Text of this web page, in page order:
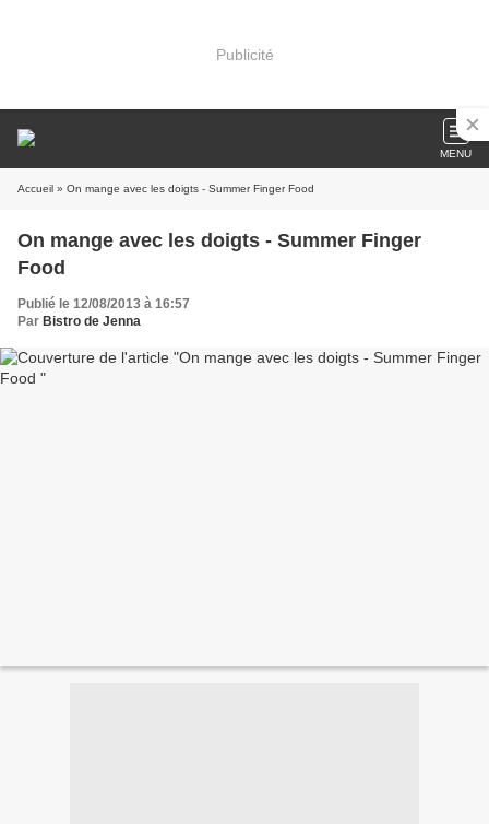
Publicité
MENU
Accueil » On mange avec les doigts - Summer Finger Food
On mange avec les doigts - Summer Finger
Food
Publié le 12/08/2013 à 16:57
Par Bistro de Jenna